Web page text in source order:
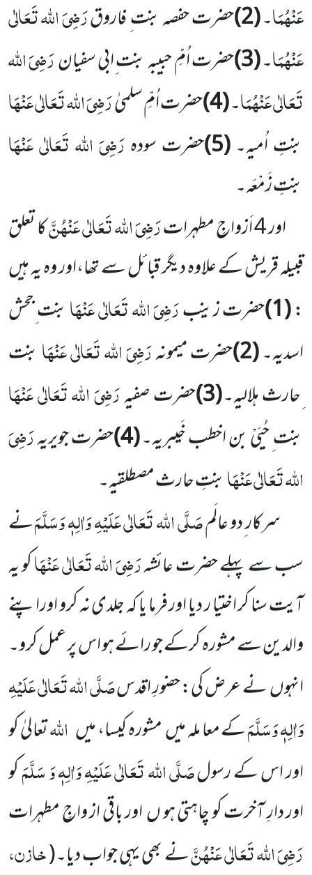
عَنْہُمَا۔(2) حضرت حفصہ بنت ِ فاروقرَضِیَ اللہ تَعَالٰی
عَنْہُمَا۔(3) حضرت اُمِّ حبیبہ بنت ِابی سفیانرَضِیَ اللہ
تَعَالٰی عَنْہُمَا۔(4) حضرت اُمِّ سلمیٰرَضِیَ اللہ تَعَالٰی عَنْہَا
بنتِ اُمیہ۔(5) حضرت سودہرَضِیَ اللہ تَعَالٰی عَنْہَا
بنتِ زَمْعَہ۔
اور 4 اَزواجِ مطہرات
رَضِیَ اللہ تَعَالٰی عَنْہُنَّکا تعلق
قبیلہ قریش کے علاوہ دیگر قبائل سے تھا،اور وہ یہ ہیں
:
(1) حضرت زینبرَضِیَ اللہ تَعَالٰی عَنْہَابنت ِجحش
اسدیہ۔(2) حضرت میمونہرَضِیَ اللہ تَعَالٰی عَنْہَا بنت
ِحارث ہلالیہ۔(3) حضرت صفیہرَضِیَ اللہ تَعَالٰی عَنْہَا
بنت ِ حُیَیْ بن اخطب خَیبریہ۔(4) حضرت جویریہرَضِیَ
اللہ تَعَالٰی عَنْہَابنتِ حارث مصطلقیہ۔
سرکار ِدو عالَمصَلَّی اللہ تَعَالٰی عَلَیْہِ وَاٰلِہٖ وَسَلَّمَنے
سب سے پہلے حضرت عائشہرَضِیَ اللہ تَعَالٰی عَنْہَاکو یہ
آیت سنا کر اختیا ر دیا اور فرما یا کہ جلدی نہ کرو اوراپنے
والدین سے مشورہ کرکے جو رائے ہو اس پر عمل کرو۔
انہوں نے عرض کی: حضورِ اقدسصَلَّی اللہ تَعَالٰی عَلَیْہِ
وَاٰلِہٖ وَسَلَّمَکے معا ملہ میں مشورہ کیسا، میں اللہتعالیٰ کو
اور اس کے رسولصَلَّی اللہ تَعَالٰی عَلَیْہِ وَاٰلِہٖ وَ سَلَّمَکو
اور دارِ آخرت کو چاہتی ہو ں اور باقی از واجِ مطہرات
رَضِیَ اللہ تَعَالٰی عَنْہُنَّنے بھی یہی جواب دیا۔(خازن،